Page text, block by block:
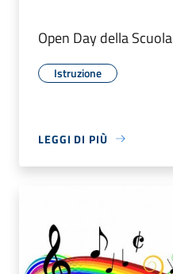
Open Day della
Istruzione
LEGGI DI PIÙ